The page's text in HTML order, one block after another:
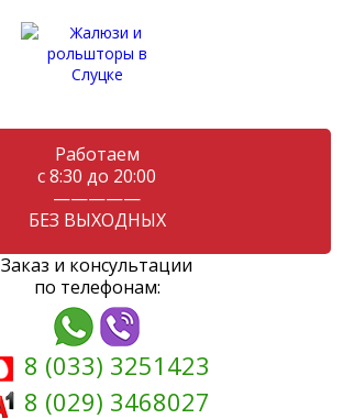
Работаем
с 8:30 до 20:00
—————
БЕЗ ВЫХОДНЫХ
Заказ и консультации
по телефонам:
8 (033) 3251423
8 (029) 3468027